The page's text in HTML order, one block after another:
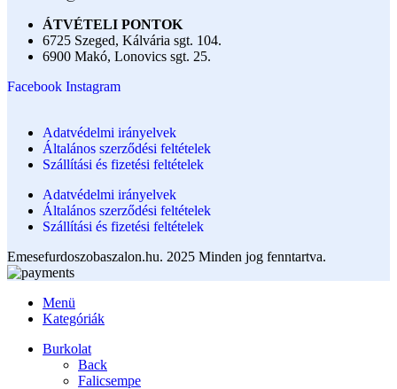
ÁTVÉTELI PONTOK
6725 Szeged, Kálvária sgt. 104.​
6900 Makó, Lonovics sgt. 25.
Facebook Instagram
Adatvédelmi irányelvek
Általános szerződési feltételek
Szállítási és fizetési feltételek
Adatvédelmi irányelvek
Általános szerződési feltételek
Szállítási és fizetési feltételek
Emesefurdoszobaszalon.hu. 2025 Minden jog fenntartva.
Menü
Kategóriák
Burkolat
Back
Falicsempe